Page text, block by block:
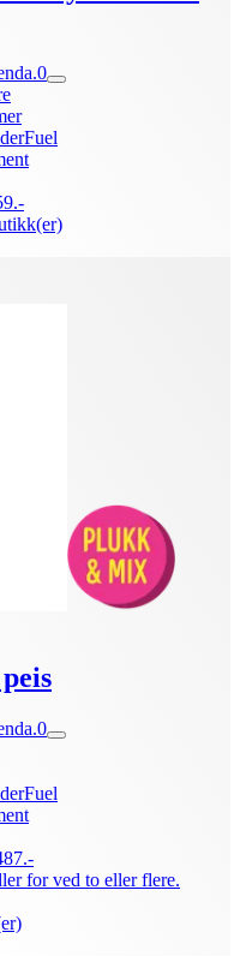
0
0
for ved to eller flere.